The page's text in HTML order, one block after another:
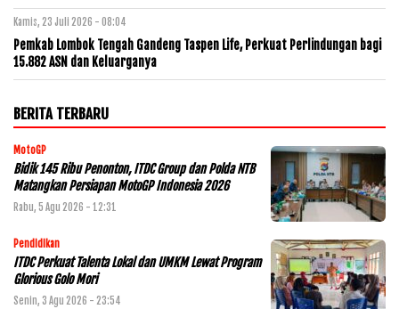
Kamis, 23 Juli 2026 - 08:04
Pemkab Lombok Tengah Gandeng Taspen Life, Perkuat Perlindungan bagi
15.882 ASN dan Keluarganya
BERITA TERBARU
MotoGP
Bidik 145 Ribu Penonton, ITDC Group dan Polda NTB
Matangkan Persiapan MotoGP Indonesia 2026
Rabu, 5 Agu 2026 - 12:31
Pendidikan
ITDC Perkuat Talenta Lokal dan UMKM Lewat Program
Glorious Golo Mori
Senin, 3 Agu 2026 - 23:54